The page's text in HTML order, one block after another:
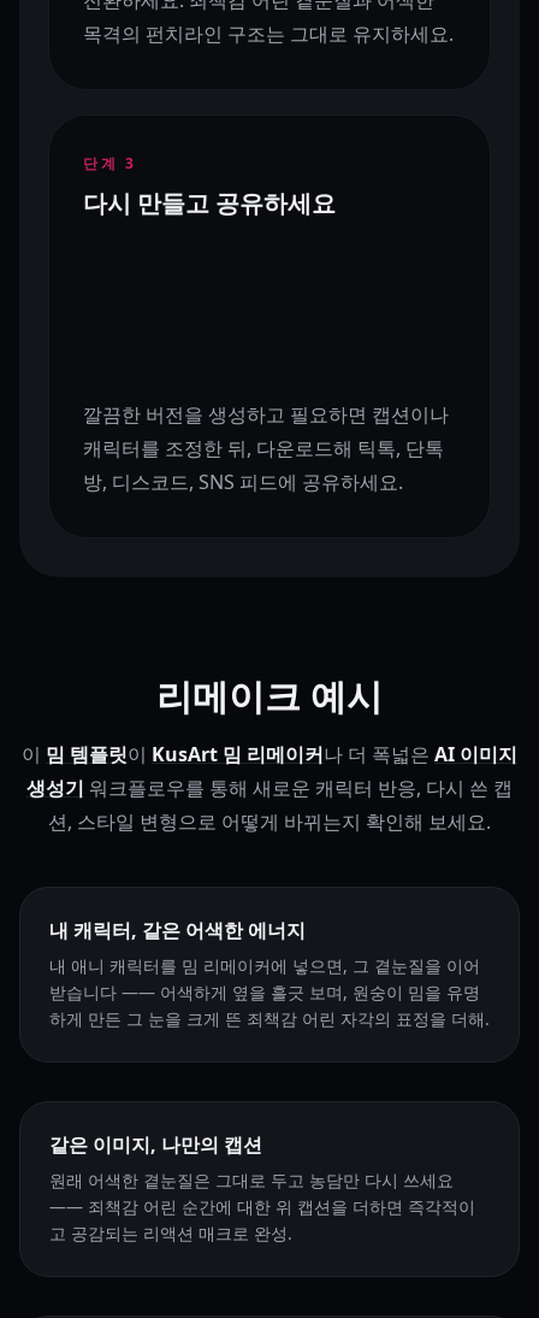
목격의 펀치라인 구조는 그대로 유지하세요.
단계 3
다시 만들고 공유하세요
깔끔한 버전을 생성하고 필요하면 캡션이나
캐릭터를 조정한 뒤, 다운로드해 틱톡, 단톡
방, 디스코드, SNS 피드에 공유하세요.
리메이크 예시
이 밈 템플릿이 KusArt 밈 리메이커나 더 폭넓은 AI 이미지
생성기 워크플로우를 통해 새로운 캐릭터 반응, 다시 쓴 캡
션, 스타일 변형으로 어떻게 바뀌는지 확인해 보세요.
내 캐릭터, 같은 어색한 에너지
내 애니 캐릭터를 밈 리메이커에 넣으면, 그 곁눈질을 이어
받습니다 —— 어색하게 옆을 흘긋 보며, 원숭이 밈을 유명
하게 만든 그 눈을 크게 뜬 죄책감 어린 자각의 표정을 더해.
같은 이미지, 나만의 캡션
원래 어색한 곁눈질은 그대로 두고 농담만 다시 쓰세요
—— 죄책감 어린 순간에 대한 위 캡션을 더하면 즉각적이
고 공감되는 리액션 매크로 완성.